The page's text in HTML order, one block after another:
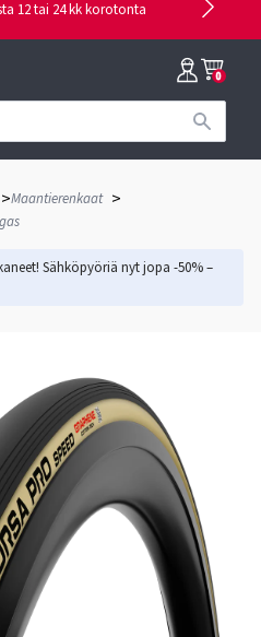
12 tai 24 kk korotonta
0
>Maantierenkaat >
Sähköpyöriä nyt jopa -50% –